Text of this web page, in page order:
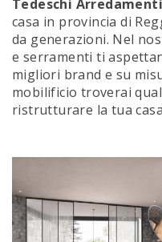
Tedeschi Arredamenti
casa in provincia di
da generazioni. Nel
e serramenti ti
migliori brand e su
mobilificio troverai
ristrutturare la tua